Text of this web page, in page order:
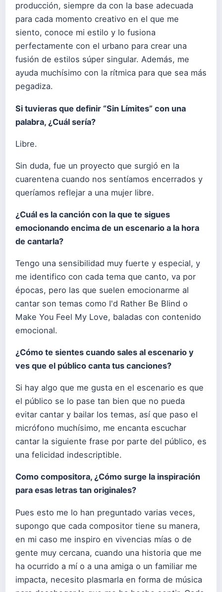
producción, siempre da con la base adecuada
para cada momento creativo en el que me
siento, conoce mi estilo y lo fusiona
perfectamente con el urbano para crear una
fusión de estilos súper singular. Además, me
ayuda muchísimo con la rítmica para que sea más
pegadiza.
Si tuvieras que definir “Sin Límites” con una
palabra, ¿Cuál sería?
Libre.
Sin duda, fue un proyecto que surgió en la
cuarentena cuando nos sentíamos encerrados y
queríamos reflejar a una mujer libre.
¿Cuál es la canción con la que te sigues
emocionando encima de un escenario a la hora
de cantarla?
Tengo una sensibilidad muy fuerte y especial, y
me identifico con cada tema que canto, va por
épocas, pero las que suelen emocionarme al
cantar son temas como I'd Rather Be Blind o
Make You Feel My Love, baladas con contenido
emocional.
¿Cómo te sientes cuando sales al escenario y
ves que el público canta tus canciones?
Si hay algo que me gusta en el escenario es que
el público se lo pase tan bien que no pueda
evitar cantar y bailar los temas, así que paso el
micrófono muchísimo, me encanta escuchar
cantar la siguiente frase por parte del público, es
una felicidad indescriptible.
Como compositora, ¿Cómo surge la inspiración
para esas letras tan originales?
Pues esto me lo han preguntado varias veces,
supongo que cada compositor tiene su manera,
en mi caso me inspiro en vivencias mías o de
gente muy cercana, cuando una historia que me
ha ocurrido a mí o a una amiga o un familiar me
impacta, necesito plasmarla en forma de música